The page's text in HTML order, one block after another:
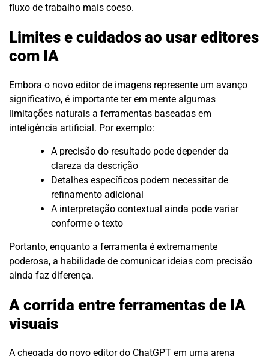
fluxo de trabalho mais coeso.
Limites e cuidados ao usar editores
com IA
Embora o novo editor de imagens represente um avanço
significativo, é importante ter em mente algumas
limitações naturais a ferramentas baseadas em
inteligência artificial. Por exemplo:
A precisão do resultado pode depender da
clareza da descrição
Detalhes específicos podem necessitar de
refinamento adicional
A interpretação contextual ainda pode variar
conforme o texto
Portanto, enquanto a ferramenta é extremamente
poderosa, a habilidade de comunicar ideias com precisão
ainda faz diferença.
A corrida entre ferramentas de IA
visuais
A chegada do novo editor do ChatGPT em uma arena